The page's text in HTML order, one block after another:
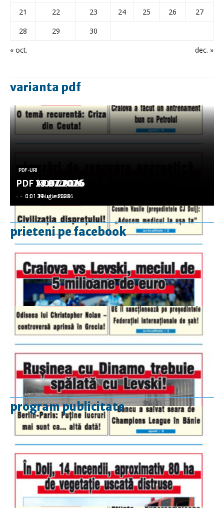
« oct. dec. »
21
22 23 24 25 26
27
28
29 30
varianta pdf
PDF-URI
PDF 3.08.2026
- - 0:01 3 august 2026
PDF-URI
PDF 29.07.2026
- - 0:01 29 iulie 2026
PDF-URI
PDF 27.07.2026
- - 0:01 27 iulie 2026
PDF-URI
PDF 17.07.2026
- - 0:01 17 iulie 2026
PDF-URI
PDF 14.07.2026
- - 0:01 14 iulie 2026
prieteni pe facebook
program publicitate
luni-vineri
9.00 - 17.00
duminică
9.00 - 12.00